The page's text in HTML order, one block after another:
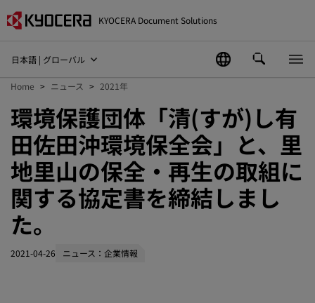
KYOCERA Document Solutions
日本語 | グローバル
Home ニュース 2021年
環境保護団体「清(すが)し有
田佐田沖環境保全会」と、里
地里山の保全・再生の取組に
関する協定書を締結しまし
た。
2021-04-26 ニュース：企業情報